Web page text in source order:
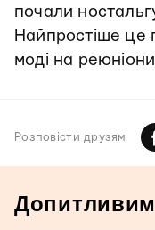
почали
Найпростіше це
моді на
Розповiсти друзям
Допитливим